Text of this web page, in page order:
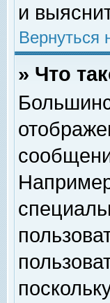
и
Вернуться
» Что